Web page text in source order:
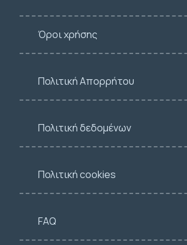
Όροι χρήσης
Πολιτική Απορρήτου
Πολιτική δεδομένων
Πολιτική cookies
FAQ